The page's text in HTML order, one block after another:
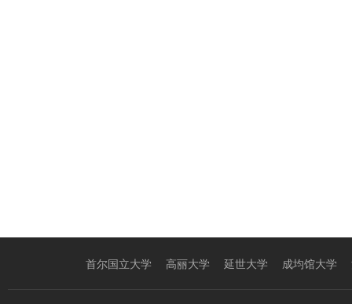
首尔国立大学 高丽大学 延世大学 成均馆大学